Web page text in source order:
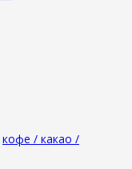
кофе / какао /